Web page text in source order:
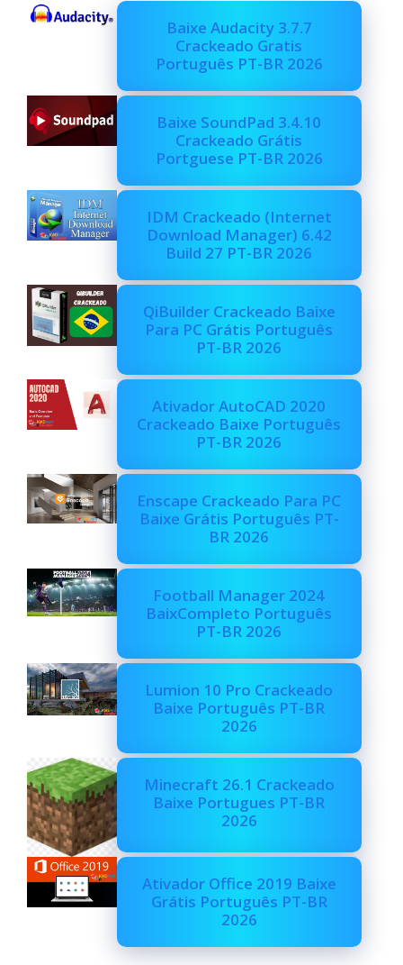
Baixe Audacity 3.7.7
Crackeado Gratis
Português PT-BR 2026
Baixe SoundPad 3.4.10
Crackeado Grátis
Portguese PT-BR 2026
IDM Crackeado (Internet
Download Manager) 6.42
Build 27 PT-BR 2026
QiBuilder Crackeado Baixe
Para PC Grátis Português
PT-BR 2026
Ativador AutoCAD 2020
Crackeado Baixe Português
PT-BR 2026
Enscape Crackeado Para PC
Baixe Grátis Português PT-
BR 2026
Football Manager 2024
BaixCompleto Português
PT-BR 2026
Lumion 10 Pro Crackeado
Baixe Português PT-BR
2026
Minecraft 26.1 Crackeado
Baixe Portugues PT-BR
2026
Ativador Office 2019 Baixe
Grátis Português PT-BR
2026